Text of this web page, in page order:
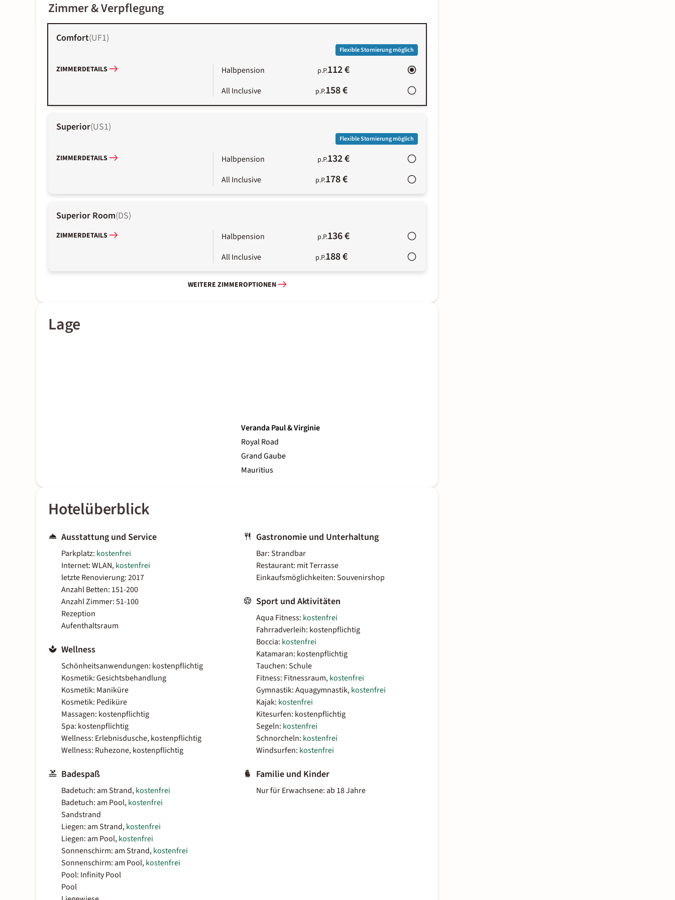
Zimmer & Verpflegung
Comfort(UF1)
Flexible Stornierung möglich
ZIMMERDETAILS Halbpension p.P.112 €
All Inclusive p.P.158 €
Superior(US1)
Flexible Stornierung möglich
ZIMMERDETAILS Halbpension p.P.132 €
All Inclusive p.P.178 €
Superior Room(DS)
ZIMMERDETAILS Halbpension p.P.136 €
All Inclusive p.P.188 €
WEITERE ZIMMEROPTIONEN
Lage
Veranda Paul & Virginie
Royal Road
Grand Gaube
Mauritius
Hotelüberblick
Ausstattung und Service
Parkplatz: kostenfrei
Internet: WLAN,kostenfrei
letzte Renovierung: 2017
Anzahl Betten: 151-200
Anzahl Zimmer: 51-100
Rezeption
Aufenthaltsraum
Wellness
Schönheitsanwendungen: kostenpflichtig
Kosmetik: Gesichtsbehandlung
Kosmetik: Maniküre
Kosmetik: Pediküre
Massagen: kostenpflichtig
Spa: kostenpflichtig
Wellness: Erlebnisdusche, kostenpflichtig
Wellness: Ruhezone, kostenpflichtig
Badespaß
Badetuch: am Strand,kostenfrei
Badetuch: am Pool,kostenfrei
Sandstrand
Liegen: am Strand,kostenfrei
Liegen: am Pool,kostenfrei
Sonnenschirm: am Strand,kostenfrei
Sonnenschirm: am Pool,kostenfrei
Pool: Infinity Pool
Pool
Gastronomie und Unterhaltung
Bar: Strandbar
Restaurant: mit Terrasse
Einkaufsmöglichkeiten: Souvenirshop
Sport und Aktivitäten
Aqua Fitness: kostenfrei
Fahrradverleih: kostenpflichtig
Boccia: kostenfrei
Katamaran: kostenpflichtig
Tauchen: Schule
Fitness: Fitnessraum,kostenfrei
Gymnastik: Aquagymnastik,kostenfrei
Kajak: kostenfrei
Kitesurfen: kostenpflichtig
Segeln: kostenfrei
Schnorcheln: kostenfrei
Windsurfen: kostenfrei
Familie und Kinder
Nur für Erwachsene: ab 18 Jahre